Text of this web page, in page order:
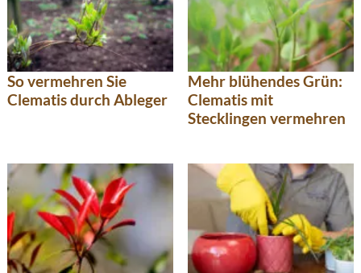
So vermehren Sie
Clematis durch Ableger
Mehr blühendes Grün:
Clematis mit
Stecklingen vermehren